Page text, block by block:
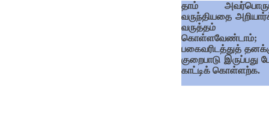
தாம்
வருந்தியதை
வருத்தம்
கொள்ளவேண்டாம்;
பகைவரிடத்துத்
குறைபாடு இருப்பது
காட்டிக் கொள்ளற்க.